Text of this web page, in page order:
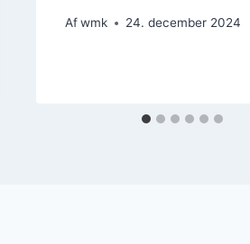
Af wmk 24. december 2024